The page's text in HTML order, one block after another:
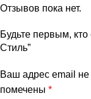
Отзывов пока нет.
Будьте первым, кто
Стиль”
Ваш адрес email не
помечены *